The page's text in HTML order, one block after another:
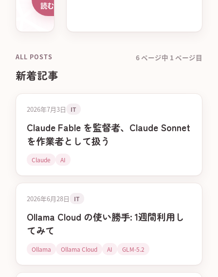
読む
ALL POSTS
新着記事
6 ページ中 1 ページ目
2026年7月3日 IT
Claude Fable を監督者、Claude Sonnet
を作業者として扱う
Claude AI
2026年6月28日 IT
Ollama Cloud の使い勝手: 1週間利用し
てみて
Ollama Ollama Cloud AI GLM-5.2